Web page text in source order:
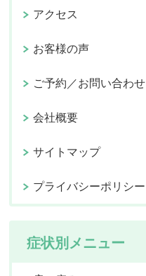
アクセス
お客様の声
ご予約／お問い合わせ
会社概要
サイトマップ
プライバシーポリシー
症状別メニュー